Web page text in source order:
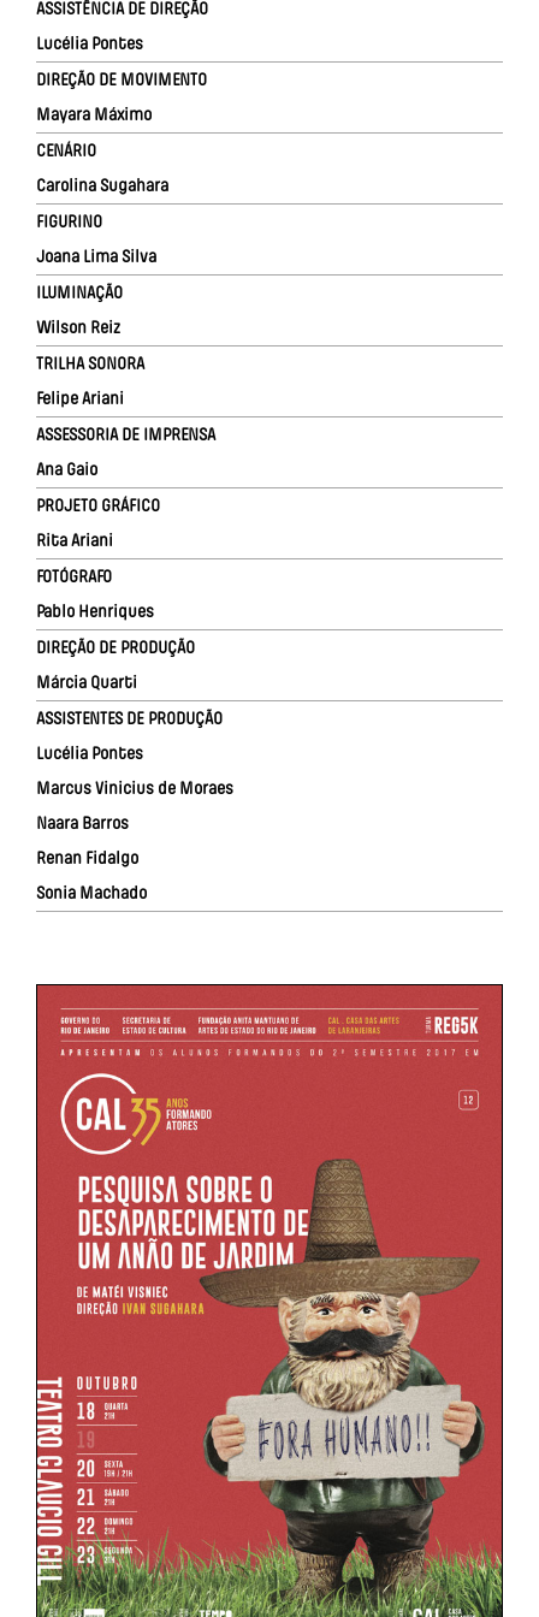
ASSISTÊNCIA DE DIREÇÃO
Lucélia Pontes
DIREÇÃO DE MOVIMENTO
Mayara Máximo
CENÁRIO
Carolina Sugahara
FIGURINO
Joana Lima Silva
ILUMINAÇÃO
Wilson Reiz
TRILHA SONORA
Felipe Ariani
ASSESSORIA DE IMPRENSA
Ana Gaio
PROJETO GRÁFICO
Rita Ariani
FOTÓGRAFO
Pablo Henriques
DIREÇÃO DE PRODUÇÃO
Márcia Quarti
ASSISTENTES DE PRODUÇÃO
Lucélia Pontes
Marcus Vinicius de Moraes
Naara Barros
Renan Fidalgo
Sonia Machado